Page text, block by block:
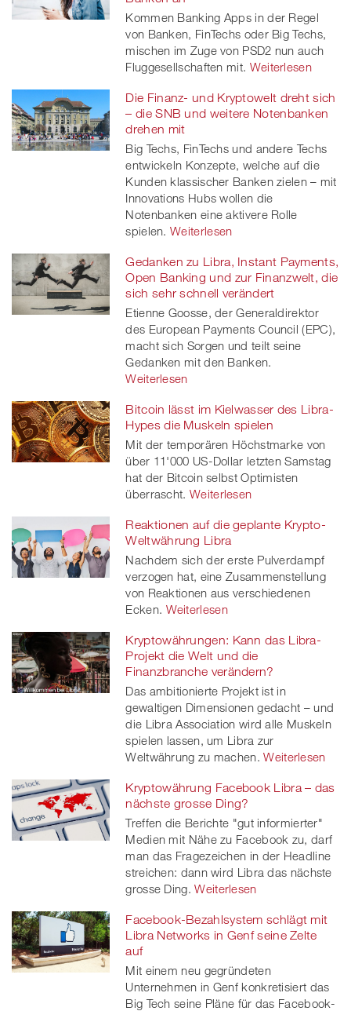
Kommen Banking Apps in der Regel
von Banken, FinTechs oder Big Techs,
mischen im Zuge von PSD2 nun auch
Fluggesellschaften mit. Weiterlesen
Die Finanz- und Kryptowelt dreht sich
– die SNB und weitere Notenbanken
drehen mit
Big Techs, FinTechs und andere Techs
entwickeln Konzepte, welche auf die
Kunden klassischer Banken zielen – mit
Innovations Hubs wollen die
Notenbanken eine aktivere Rolle
spielen. Weiterlesen
Gedanken zu Libra, Instant Payments,
Open Banking und zur Finanzwelt, die
sich sehr schnell verändert
Etienne Goosse, der Generaldirektor
des European Payments Council (EPC),
macht sich Sorgen und teilt seine
Gedanken mit den Banken.
Weiterlesen
Bitcoin lässt im Kielwasser des Libra-
Hypes die Muskeln spielen
Mit der temporären Höchstmarke von
über 11'000 US-Dollar letzten Samstag
hat der Bitcoin selbst Optimisten
überrascht. Weiterlesen
Reaktionen auf die geplante Krypto-
Weltwährung Libra
Nachdem sich der erste Pulverdampf
verzogen hat, eine Zusammenstellung
von Reaktionen aus verschiedenen
Ecken. Weiterlesen
Kryptowährungen: Kann das Libra-
Projekt die Welt und die
Finanzbranche verändern?
Das ambitionierte Projekt ist in
gewaltigen Dimensionen gedacht – und
die Libra Association wird alle Muskeln
spielen lassen, um Libra zur
Weltwährung zu machen. Weiterlesen
Kryptowährung Facebook Libra – das
nächste grosse Ding?
Treffen die Berichte "gut informierter"
Medien mit Nähe zu Facebook zu, darf
man das Fragezeichen in der Headline
streichen: dann wird Libra das nächste
grosse Ding. Weiterlesen
Facebook-Bezahlsystem schlägt mit
Libra Networks in Genf seine Zelte
auf
Mit einem neu gegründeten
Unternehmen in Genf konkretisiert das
Big Tech seine Pläne für das Facebook-